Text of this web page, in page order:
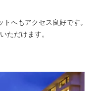
へもアクセス良好です。
ただけます。